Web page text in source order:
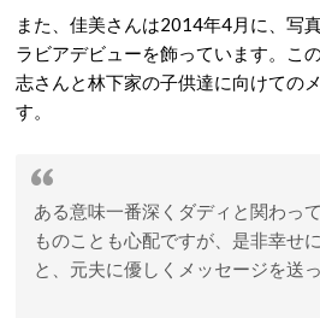
また、佳美さんは2014年4月に、写
ラビアデビューを飾っています。こ
志さんと林下家の子供達に向けての
す。
ある意味一番深くダディと関わっ
ものことも心配ですが、是非幸せ
と、元夫に優しくメッセージを送っ